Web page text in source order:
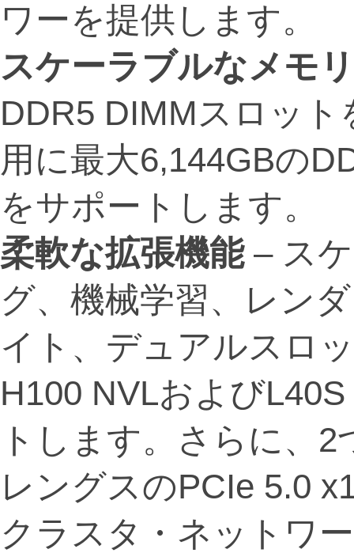
ワーを提供します。
スケーラブルなメモ
DDR5 DIMMスロッ
用に最大6,144GBの
をサポートします。
柔軟な拡張機能– ス
グ、機械学習、レン
イト、デュアルスロ
H100 NVLおよび
トします。さらに、
レングスのPCIe 5.0
クラスタ・ネットワ